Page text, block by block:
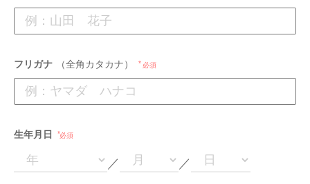
フリガナ （全角カタカナ） 必須
生年月日 必須
／ ／